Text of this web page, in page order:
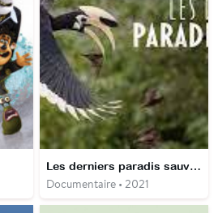
Les derniers paradis sauvages - Bornéo, la forêt sacrée
Documentaire • 2021